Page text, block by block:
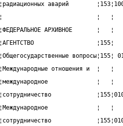
¦радиационных аварий
¦                           ¦   ¦
¦ФЕДЕРАЛЬНОЕ АРХИВНОЕ
¦АГЕНТСТВО                  ¦155¦
¦Общегосударственные
¦Международные отношения
¦международное              ¦
¦сотрудничество
¦Международное              ¦
¦сотрудничество